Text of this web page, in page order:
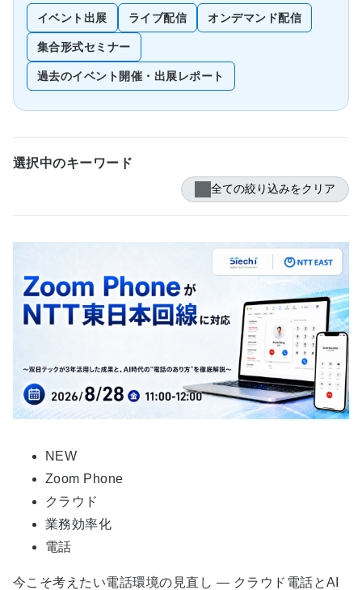
イベント出展 ライブ配信 オンデマンド配信
集合形式セミナー
過去のイベント開催・出展レポート
選択中のキーワード
全ての絞り込みをクリア
NEW
Zoom Phone
クラウド
業務効率化
電話
今こそ考えたい電話環境の見直し ― クラウド電話とAI